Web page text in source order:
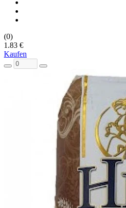
(0)
1.83 €
Kaufen